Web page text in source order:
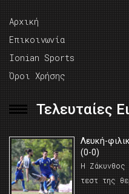
Αρχική
Επικοινωνία
Ionian Sports
Όροι Χρήσης
Τελευταίες
Λευκή-
(0-0)
Η Ζάκυνθος
τεστ της